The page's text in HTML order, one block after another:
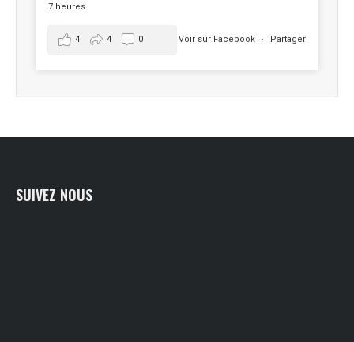
7 heures
Voir sur Facebook · Partager
4 4 0
SUIVEZ NOUS